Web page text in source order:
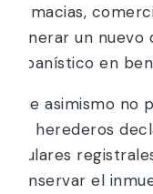
farmacias,
generar un
urbanístico en
Que asimismo
los herederos
titulares
conservar el